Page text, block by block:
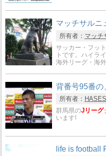
マッチサルニ
所有者： マッチ
サッカー・フッ
トです。ハイラ
海外リーグ・海
背番号95番の
所有者：
群馬県のJリーグ
います!
life is football